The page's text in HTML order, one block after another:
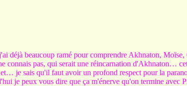
déjà beaucoup ramé pour comprendre Akhnaton,
connais pas, qui serait une réincarnation d'Akhnaton…
je sais qu'il faut avoir un profond respect pour la
je peux vous dire que ça m'énerve qu'on termine avec